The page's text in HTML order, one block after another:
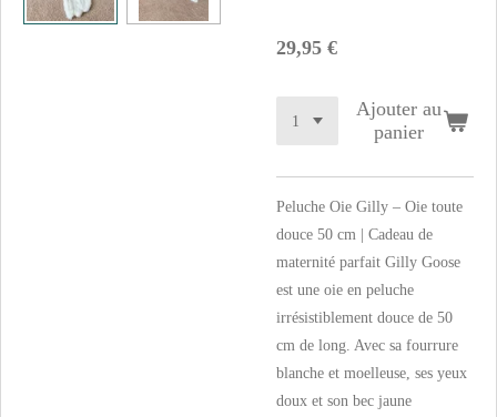
29,95 €
Ajouter au
panier
Peluche Oie Gilly – Oie toute
douce 50 cm | Cadeau de
maternité parfait Gilly Goose
est une oie en peluche
irrésistiblement douce de 50
cm de long. Avec sa fourrure
blanche et moelleuse, ses yeux
doux et son bec jaune